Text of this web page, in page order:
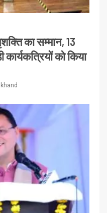
का सम्मान, 13
को किया